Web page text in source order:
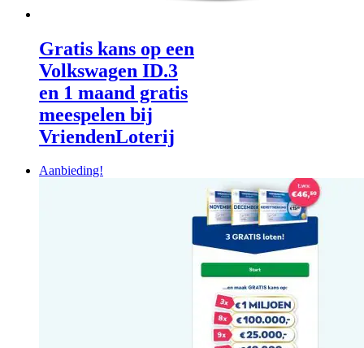
Gratis kans op een
Volkswagen ID.3
en 1 maand gratis
meespelen bij
VriendenLoterij
Aanbieding!